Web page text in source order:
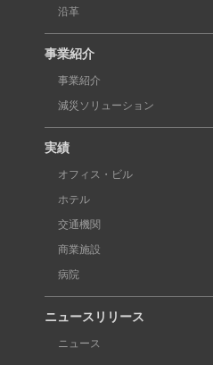
沿革
事業紹介
事業紹介
減災ソリューション
実績
オフィス・ビル
ホテル
交通機関
商業施設
病院
ニュースリリース
ニュース